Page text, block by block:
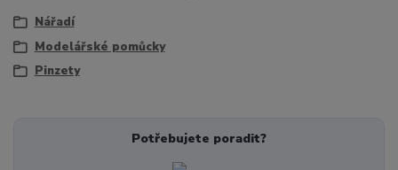
Nářadí
Modelářské pomůcky
Pinzety
Potřebujete poradit?